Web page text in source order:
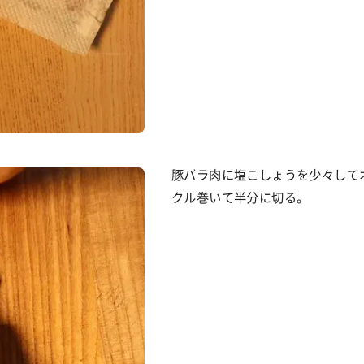
豚バラ肉に塩こしょうを少々し
クル巻いて半分に切る。